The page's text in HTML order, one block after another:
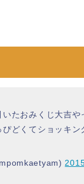
たおみくじ大吉や
どくてショッキン